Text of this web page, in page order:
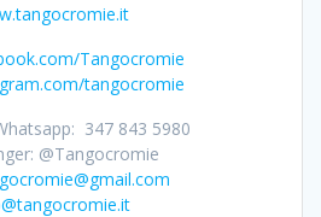
Tangocromie
tangocromie
347 843 5980
@Tangocromie